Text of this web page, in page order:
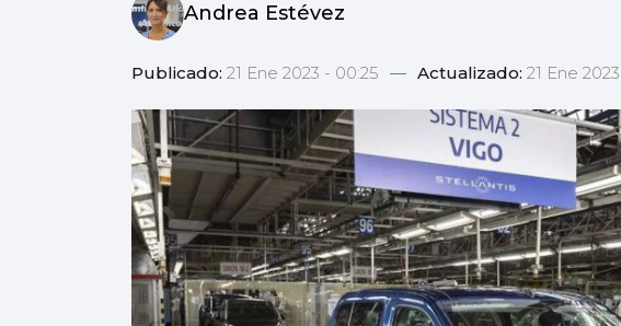
Andrea Estévez
Publicado: 21 Ene 2023 - 00:25 — Actualizado: 21 Ene